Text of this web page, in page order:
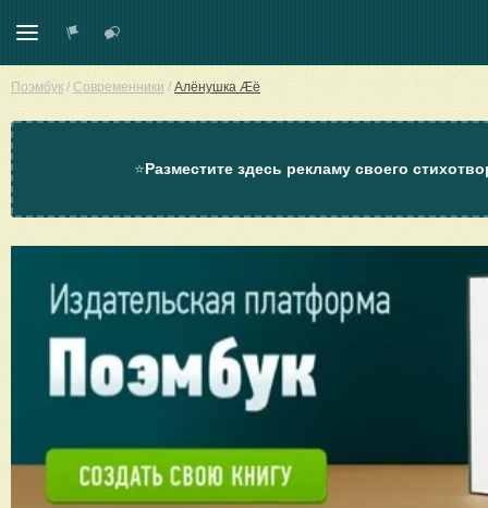
Поэмбук / Современники / Алёнушка Æё
⭐Разместите здесь рекламу своего